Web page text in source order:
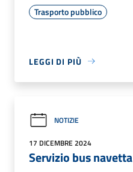
Trasporto pubblico
LEGGI DI PIÙ
NOTIZIE
17 DICEMBRE 2024
Servizio bus navetta